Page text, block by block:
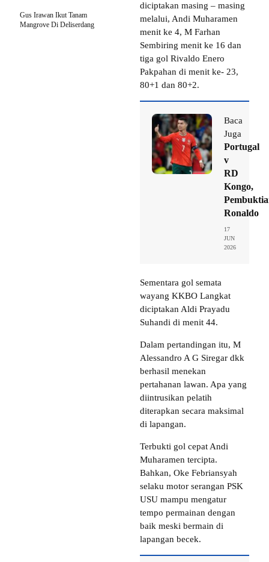
diciptakan masing – masing
melalui, Andi Muharamen
menit ke 4, M Farhan
Sembiring menit ke 16 dan
tiga gol Rivaldo Enero
Pakpahan di menit ke- 23,
80+1 dan 80+2.
Baca
Juga
Portugal
v
RD
Kongo,
Ronaldo
17
JUN
2026
Sementara gol semata
wayang KKBO Langkat
diciptakan Aldi Prayadu
Suhandi di menit 44.
Dalam pertandingan itu, M
Alessandro A G Siregar dkk
berhasil menekan
pertahanan lawan. Apa yang
diintrusikan pelatih
diterapkan secara maksimal
di lapangan.
Terbukti gol cepat Andi
Muharamen tercipta.
Bahkan, Oke Febriansyah
selaku motor serangan PSK
USU mampu mengatur
tempo permainan dengan
baik meski bermain di
lapangan becek.
Gus Irawan Ikut Tanam
Mangrove Di Deliserdang